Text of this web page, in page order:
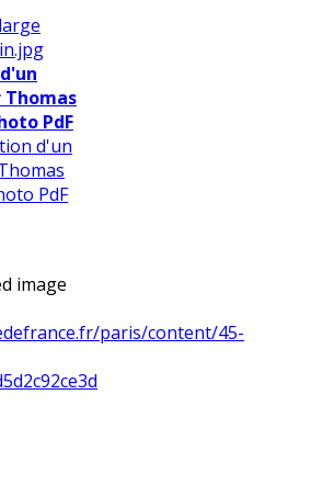
Thomas
PdF
d'un
PdF
image
paris/content/45-